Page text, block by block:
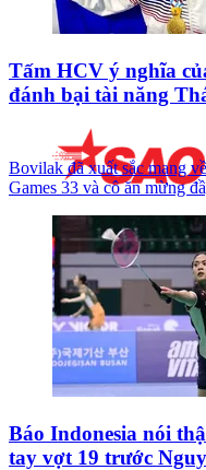
Tấm HCV ý nghĩa
đánh bại tài năng
Bovilak đã xuất sắc mang
Games 33 và cô ăn mừng
Báo Indonesia nói
tay vợt 19 trước